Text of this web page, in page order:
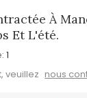
À
Et L'été.
1
veuillez nous